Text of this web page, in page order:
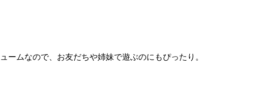
ームなので、お友だちや姉妹で遊ぶのにもぴったり。